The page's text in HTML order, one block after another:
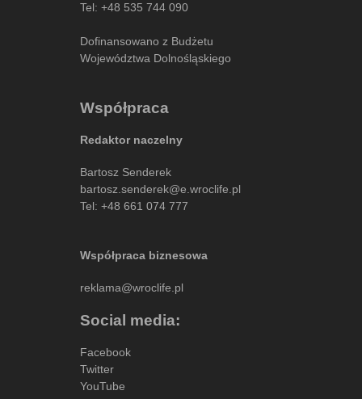
Tel: +48 535 744 090
Dofinansowano z Budżetu
Województwa Dolnośląskiego
Współpraca
Redaktor naczelny
Bartosz Senderek
bartosz.senderek@e.wroclife.pl
Tel: +48 661 074 777
Współpraca biznesowa
reklama@wroclife.pl
Social media:
Facebook
Twitter
YouTube